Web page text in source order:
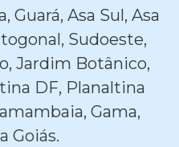
Guará, Asa Sul, Asa
Sudoeste,
Jardim Botânico,
DF, Planaltina
Gama,
Goiás.